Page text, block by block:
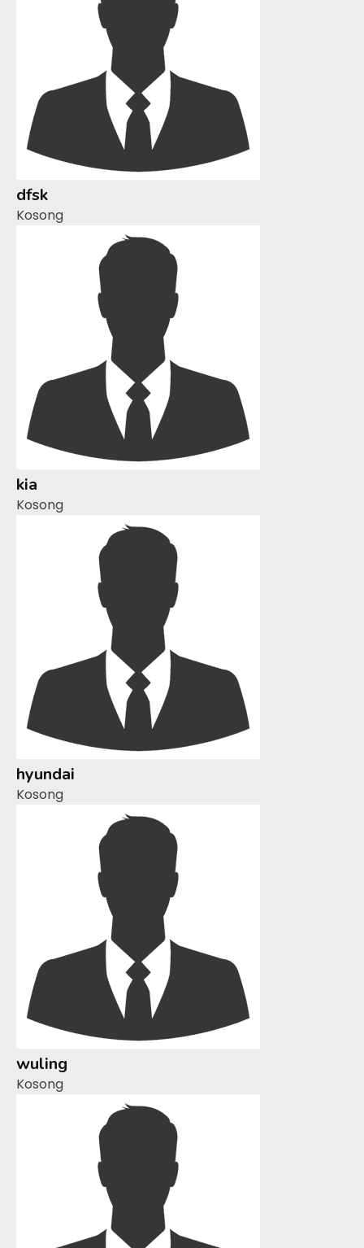
dfsk
Kosong
kia
Kosong
hyundai
Kosong
wuling
Kosong